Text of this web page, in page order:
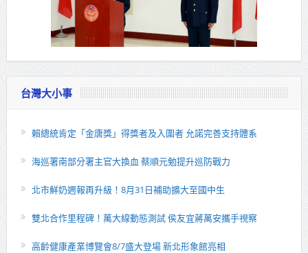
台灣大小事
賴總統肯定「金唐獎」得獎者及入圍者 允諾完善支持體系
海巡署南部分署主官大換血 蔡順元勉提升巡防戰力
北市鮮奶週報再升級！8月31日補助擴大至國中生
雙北合作里程碑！萬大線動態測試 侯友宜蔣萬安攜手視察
高齡健康產業博覽會8/7盛大登場 新北形象館亮相